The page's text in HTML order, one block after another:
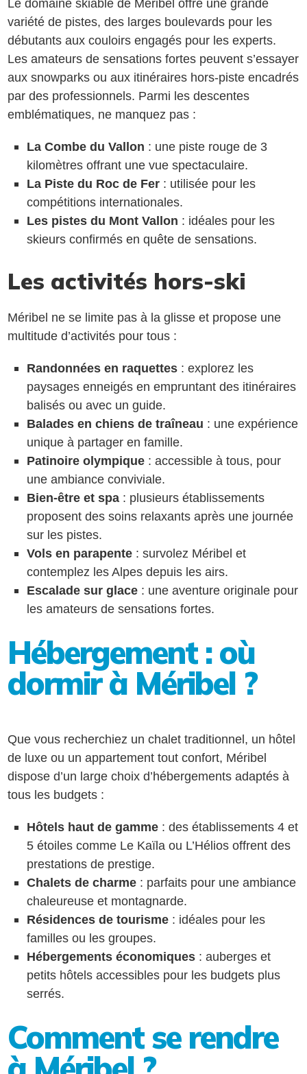
Le domaine skiable de Méribel offre une grande
variété de pistes, des larges boulevards pour les
débutants aux couloirs engagés pour les experts.
Les amateurs de sensations fortes peuvent s’essayer
aux snowparks ou aux itinéraires hors-piste encadrés
par des professionnels. Parmi les descentes
emblématiques, ne manquez pas :
La Combe du Vallon : une piste rouge de 3
kilomètres offrant une vue spectaculaire.
La Piste du Roc de Fer: utilisée pour les
compétitions internationales.
Les pistes du Mont Vallon : idéales pour les
skieurs confirmés en quête de sensations.
Les activités hors-ski
Méribel ne se limite pas à la glisse et propose une
multitude d’activités pour tous :
Randonnées en raquettes: explorez les
paysages enneigés en empruntant des itinéraires
balisés ou avec un guide.
Balades en chiens de traîneau : une expérience
unique à partager en famille.
Patinoire olympique: accessible à tous, pour
une ambiance conviviale.
Bien-être et spa: plusieurs établissements
proposent des soins relaxants après une journée
sur les pistes.
Vols en parapente: survolez Méribel et
contemplez les Alpes depuis les airs.
Escalade sur glace: une aventure originale pour
les amateurs de sensations fortes.
Hébergement : où
dormir à Méribel ?
Que vous recherchiez un chalet traditionnel, un hôtel
de luxe ou un appartement tout confort, Méribel
dispose d’un large choix d’hébergements adaptés à
tous les budgets :
Hôtels haut de gamme: des établissements 4 et
5 étoiles comme Le Kaïla ou L’Hélios offrent des
prestations de prestige.
Chalets de charme: parfaits pour une ambiance
chaleureuse et montagnarde.
Résidences de tourisme: idéales pour les
familles ou les groupes.
Hébergements économiques: auberges et
petits hôtels accessibles pour les budgets plus
serrés.
Comment se rendre